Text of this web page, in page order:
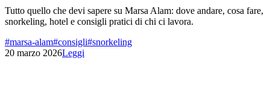
Tutto quello che devi sapere su Marsa Alam: dove andare, cosa fare,
snorkeling, hotel e consigli pratici di chi ci lavora.
#marsa-alam#consigli#snorkeling
20 marzo 2026Leggi